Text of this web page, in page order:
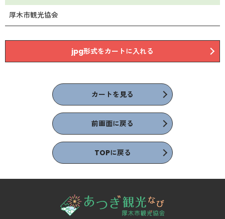
厚木市観光協会
jpg形式をカートに入れる
カートを見る
前画面に戻る
TOPに戻る